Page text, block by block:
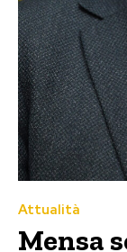
Attualità
Mensa